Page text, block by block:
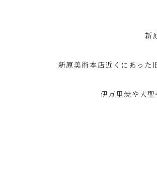
新
新原美術本店近くにあった
伊万里焼や大